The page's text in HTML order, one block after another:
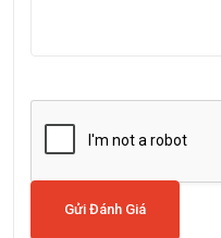
Gửi Đánh Giá